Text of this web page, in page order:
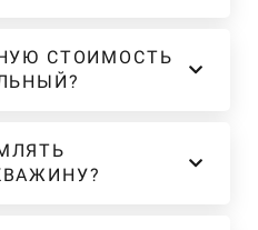
СТОИМОСТЬ